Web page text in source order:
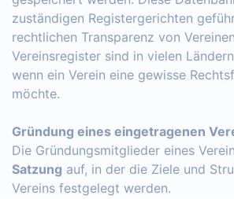
zuständigen Registergerichten
rechtlichen Transparenz von
Vereinsregister sind in vielen
wenn ein Verein eine gewisse
möchte.
Gründung eines eingetragenen
Die Gründungsmitglieder eines
Satzung auf, in der die Ziele und
Vereins festgelegt werden.